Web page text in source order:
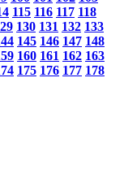
115 116 117 118
130 131 132 133
145 146 147 148
160 161 162 163
175 176 177 178